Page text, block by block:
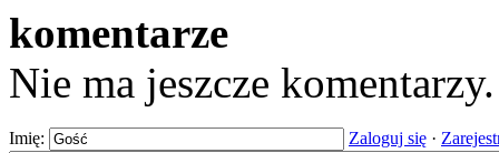
komentarze
Nie ma jeszcze
Imię: Zaloguj się ·